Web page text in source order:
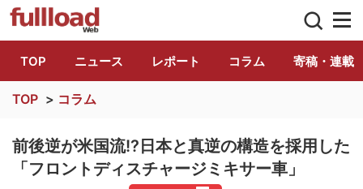
トラック総合情報誌「フルロード」公式
TOP ニュース レポート コラム 寄稿・連載
TOP > コラム
前後逆が米国流!?日本と真逆の構造を採用した
「フロントディスチャージミキサー車」